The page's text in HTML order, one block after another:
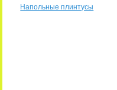
Напольные плинтусы